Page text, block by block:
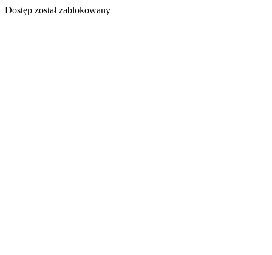
Dostęp został zablokowany